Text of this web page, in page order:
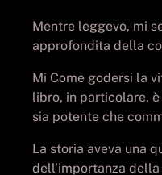
Mentre leggevo, mi
approfondita della
Mi Come godersi la
libro, in particolare,
sia potente che
La storia aveva una
dell’importanza